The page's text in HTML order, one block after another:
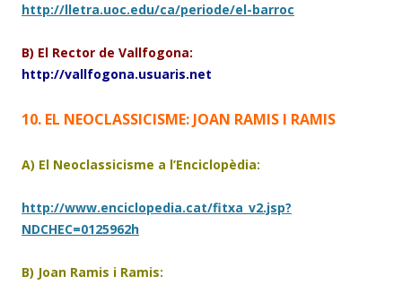
http://lletra.uoc.edu/ca/periode/el-barroc
B) El Rector de Vallfogona:
http://vallfogona.usuaris.net
10. EL NEOCLASSICISME: JOAN RAMIS I RAMIS
A) El Neoclassicisme a l’Enciclopèdia:
http://www.enciclopedia.cat/fitxa_v2.jsp?
NDCHEC=0125962h
B) Joan Ramis i Ramis: